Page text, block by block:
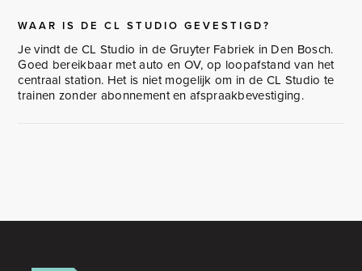
WAAR IS DE CL STUDIO GEVESTIGD?
Je vindt de CL Studio in de Gruyter Fabriek in Den Bosch.
Goed bereikbaar met auto en OV, op loopafstand van het
centraal station. Het is niet mogelijk om in de CL Studio te
trainen zonder abonnement en afspraakbevestiging.